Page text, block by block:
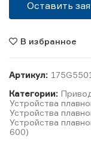
Оставить
В избранное
Артикул: 175G5501
Категории:
Устройства
Устройства
Устройства
600)